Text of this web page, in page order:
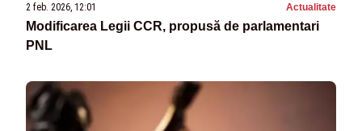
2 feb. 2026, 12:01 Actualitate
Modificarea Legii CCR, propusă de parlamentari
PNL